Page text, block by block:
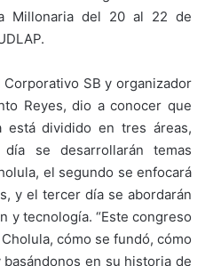
Millonaria del 20 al 22 de
SB y organizador
Reyes, dio a conocer que
está dividido en tres áreas,
se desarrollarán temas
el segundo se enfocará
y el tercer día se abordarán
y tecnología. “Este congreso
cómo se fundó, cómo
en su historia de